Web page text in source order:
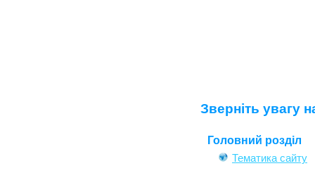
Зверніть увагу
Головний розділ
Тематика сайту